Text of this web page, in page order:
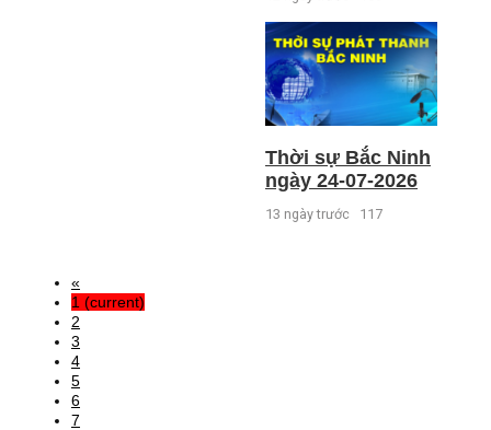
Thời sự Bắc Ninh
ngày 24-07-2026
13 ngày trước 117
«
1 (current)
2
3
4
5
6
7